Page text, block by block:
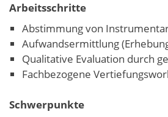
Arbeitsschritte
Abstimmung von
Aufwandsermittlung
Qualitative Evaluation durch
Fachbezogene
Schwerpunkte